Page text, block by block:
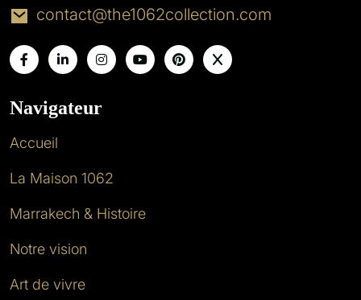
contact@the1062collection.com
Navigateur
Accueil
La Maison 1062
Marrakech & Histoire
Notre vision
Art de vivre